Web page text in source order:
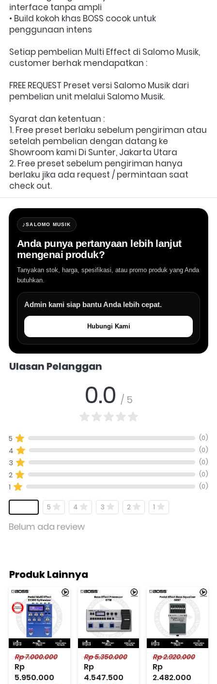
interface tanpa ampli
• Build kokoh khas BOSS cocok untuk
penggunaan intens
Setiap pembelian Multi Effect di Salomo Musik,
customer berhak mendapatkan :
FREE REQUEST Preset versi Salomo Musik dari
pembelian unit melalui Salomo Musik.
Syarat dan ketentuan :
1. Free preset berlaku sebelum pengiriman atau
setelah pembelian dengan datang ke
Showroom kami Di Sunter, Jakarta Utara
2. Free preset sebelum pengiriman hanya
berlaku jika ada request / permintaan saat
check out.
♪SALOMO MUSIK
Anda punya pertanyaan lebih lanjut
mengenai produk?
Tanyakan stok, harga, spesifikasi, atau promo produk yang Anda
butuhkan.
Admin kami siap bantu Anda lebih cepat.
Hubungi Kami
Ulasan Pelanggan
0.0 / 5
5 (0)
4 (0)
3 (0)
2 (0)
1 (0)
5 4 3 2 1
Belum ada review
Produk Lainnya
Rp 7.000.000
Rp
5.950.000
Rp 5.350.000
Rp
4.547.500
Rp 2.920.000
Rp
2.482.000